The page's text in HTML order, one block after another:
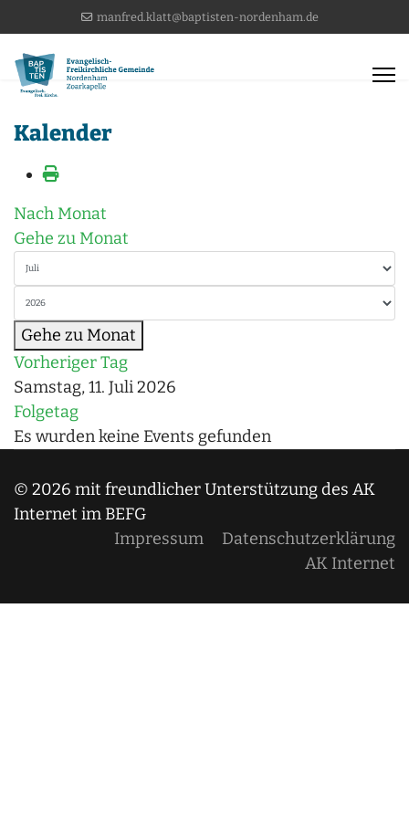
manfred.klatt@baptisten-nordenham.de
Kalender
Nach Monat
Gehe zu Monat
Gehe zu Monat
Vorheriger Tag
Samstag, 11. Juli 2026
Folgetag
Es wurden keine Events gefunden
© 2026 mit freundlicher Unterstützung des AK
Internet im BEFG
Impressum
Datenschutzerklärung
AK Internet